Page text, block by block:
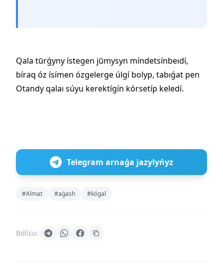
Qala tūrǵyny ístegen jūmysyn míndetsínbeıdí,
bíraq óz ísímen ózgelerge úlgí bolyp, tabıǵat pen
Otandy qalaı súyu kerektígín kórsetíp keledí.
Telegram arnaǵa jazylyńyz
#Almat #aǵash #kógal
Bólísu: